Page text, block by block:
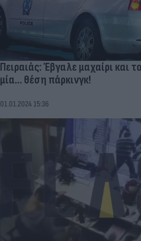
Πειραιάς: Έβγαλε μαχαίρι και
μία... θέση πάρκινγκ!
01.01.2024 15:36